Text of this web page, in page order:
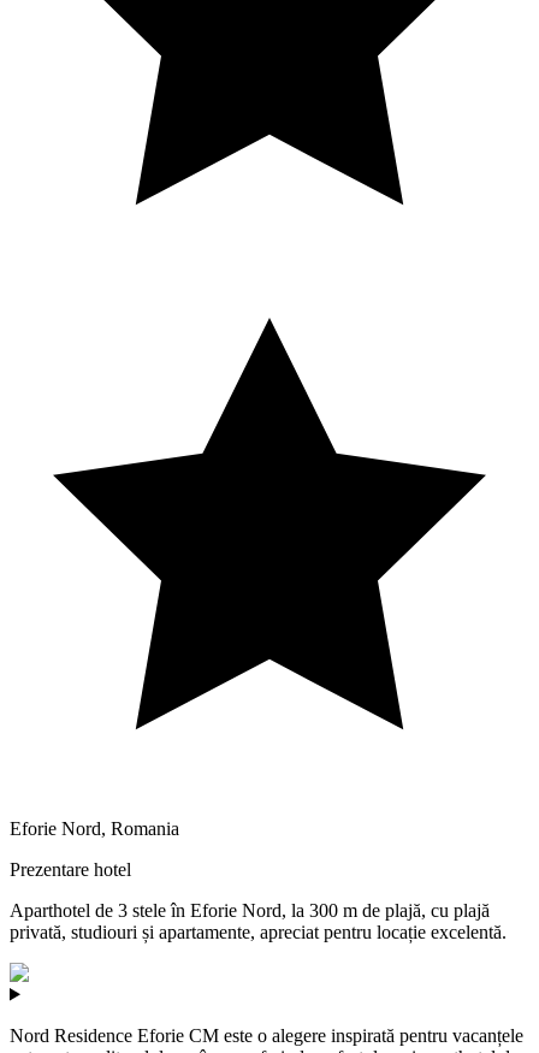
Eforie Nord, Romania
Prezentare hotel
Aparthotel de 3 stele în Eforie Nord, la 300 m de plajă, cu plajă
privată, studiouri și apartamente, apreciat pentru locație excelentă.
Nord Residence Eforie CM este o alegere inspirată pentru vacanțele